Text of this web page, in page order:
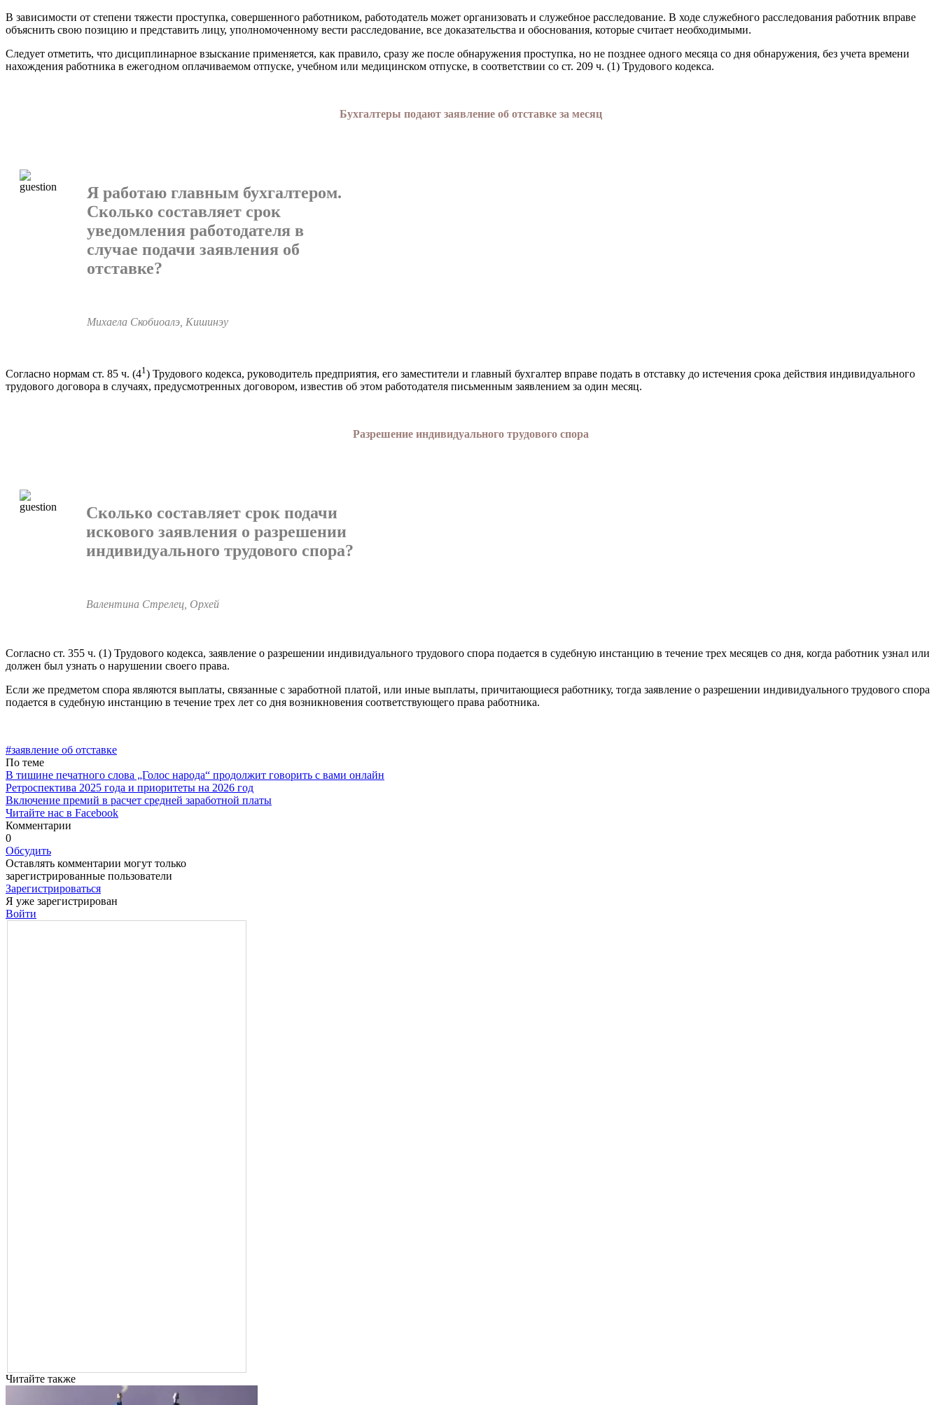
В зависимости от степени тяжести проступка, совершенно­го работником, работодатель может организовать и служебное расследование. В ходе служебного расследования работник вправе
объяснить свою позицию и представить лицу, уполно­моченному вести расследование, все доказательства и обосно­вания, которые считает необходимыми.
Следует отметить, что дисциплинарное взыскание приме­няется, как правило, сразу же после обнаружения проступка, но не позднее одного месяца со дня обнаружения, без учета времени
нахождения работника в ежегодном оплачиваемом отпуске, учебном или медицинском отпуске, в соответствии со ст. 209 ч. (1) Трудового кодекса.
Бухгалтеры подают заявление об отставке за месяц
Я работаю главным бухгалтером.
Сколько состав­ляет срок
уведомления работодателя в
случае по­дачи заявления об
отставке?
Михаела Скобиоалэ, Кишинэу
Согласно нормам ст. 85 ч. (41 ) Трудового кодекса, руководи­тель предприятия, его заместители и главный бухгалтер впра­ве подать в отставку до истечения срока действия индивиду­ального
трудового договора в случаях, предусмотренных дого­вором, известив об этом работодателя письменным заявлени­ем за один месяц.
Разрешение индивидуального трудового спора
Сколько составляет срок подачи
искового заяв­ления о разрешении
индивидуального трудового спора?
Валентина Стрелец, Орхей
Согласно ст. 355 ч. (1) Трудового кодекса, заявление о раз­решении индивидуального трудового спора подается в судеб­ную инстанцию в течение трех месяцев со дня, когда работник узнал или
должен был узнать о нарушении своего права.
Если же предметом спора являются выплаты, связанные с заработной платой, или иные выплаты, причитающиеся ра­ботнику, тогда заявление о разрешении индивидуального трудового спора
подается в судебную инстанцию в течение трех лет со дня возникновения соответствующего права работника.
#заявление об отставке
По теме
В тишине печатного слова „Голос народа“ продолжит говорить с вами онлайн
Ретроспектива 2025 года и приоритеты на 2026 год
Включение премий в расчет средней заработной платы
Читайте нас в Facebook
Комментарии
0
Обсудить
Оставлять комментарии могут только
зарегистрированные пользователи
Зарегистрироваться
Я уже зарегистрирован
Войти
Читайте также